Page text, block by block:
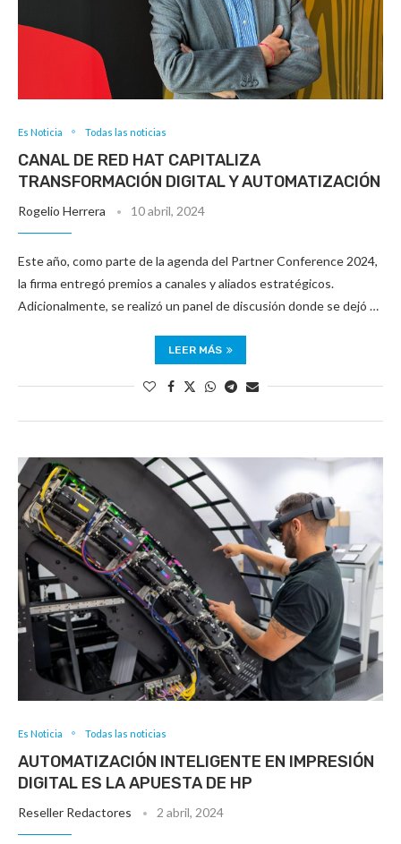
Es Noticia Todas las noticias
CANAL DE RED HAT CAPITALIZA
TRANSFORMACIÓN DIGITAL Y AUTOMATIZACIÓN
Rogelio Herrera 10 abril, 2024
Este año, como parte de la agenda del Partner Conference 2024,
la firma entregó premios a canales y aliados estratégicos.
Adicionalmente, se realizó un panel de discusión donde se dejó …
LEER MÁS
Es Noticia Todas las noticias
AUTOMATIZACIÓN INTELIGENTE EN IMPRESIÓN
DIGITAL ES LA APUESTA DE HP
Reseller Redactores 2 abril, 2024